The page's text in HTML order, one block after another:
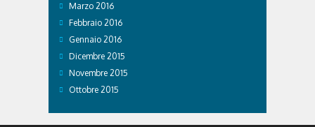
Marzo 2016
Febbraio 2016
Gennaio 2016
Dicembre 2015
Novembre 2015
Ottobre 2015